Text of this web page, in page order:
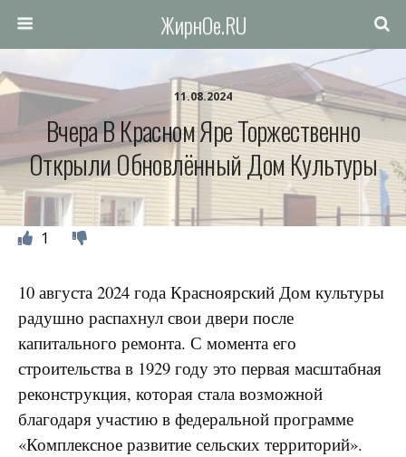
ЖирнОе.RU
11.08.2024
Вчера В Красном Яре Торжественно
Открыли Обновлённый Дом Культуры
1
10 августа 2024 года Красноярский Дом культуры
радушно распахнул свои двери после
капитального ремонта. С момента его
строительства в 1929 году это первая масштабная
реконструкция, которая стала возможной
благодаря участию в федеральной программе
«Комплексное развитие сельских территорий».